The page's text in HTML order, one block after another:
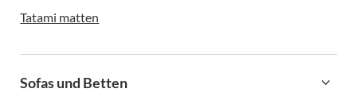
Tatami matten
Sofas und Betten